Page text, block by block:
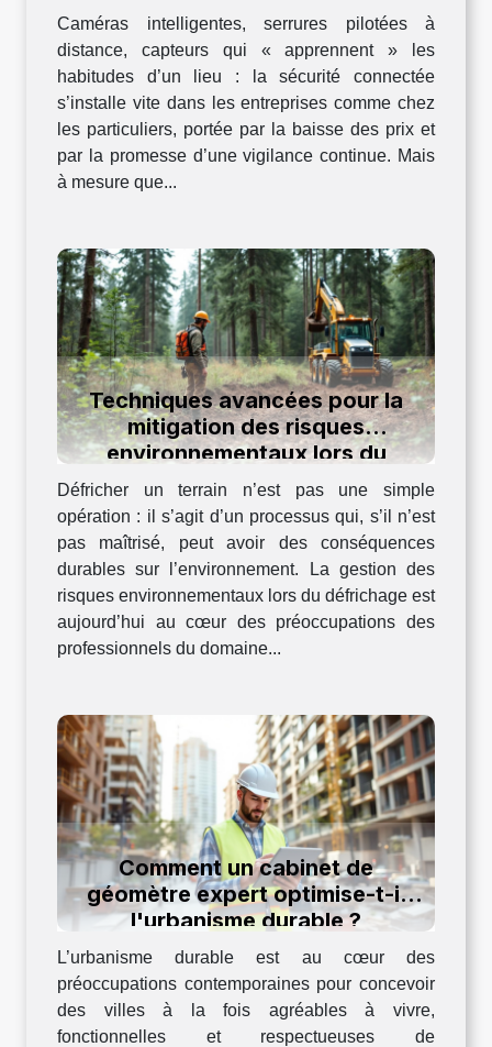
Caméras intelligentes, serrures pilotées à
distance, capteurs qui « apprennent » les
habitudes d’un lieu : la sécurité connectée
s’installe vite dans les entreprises comme chez
les particuliers, portée par la baisse des prix et
par la promesse d’une vigilance continue. Mais
à mesure que...
Techniques avancées pour la
mitigation des risques
environnementaux lors du
défrichage
Défricher un terrain n’est pas une simple
opération : il s’agit d’un processus qui, s’il n’est
pas maîtrisé, peut avoir des conséquences
durables sur l’environnement. La gestion des
risques environnementaux lors du défrichage est
aujourd’hui au cœur des préoccupations des
professionnels du domaine...
Comment un cabinet de
géomètre expert optimise-t-il
l'urbanisme durable ?
L’urbanisme durable est au cœur des
préoccupations contemporaines pour concevoir
des villes à la fois agréables à vivre,
fonctionnelles et respectueuses de